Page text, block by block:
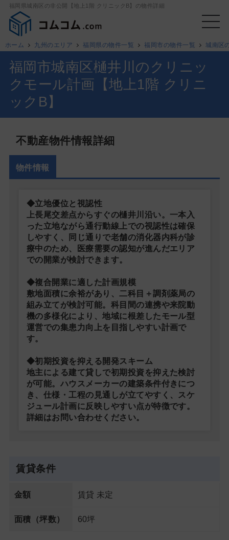
福岡県城南区の非公開【地上1階 クリニックB】の物件詳細
ホーム 九州のエリア 福岡県の物件一覧 福岡市の物件一覧 城南区
福岡市城南区樋井川のクリニッ
クモール計画【地上1階 クリニ
ックB】
不動産物件情報詳細
物件情報
◆立地優位と視認性
上長尾交差点からすぐの樋井川沿い。一本入
った立地ながら通行動線上での視認性は確保
しやすく、同じ通りで老舗の消化器内科が診
療中のため、医療需要の認知が進んだエリア
での開業が検討できます。
◆複合開業に適した計画規模
敷地面積に余裕があり、二科目＋調剤薬局の
組み立てが検討可能。科目間の連携や来院動
機の多様化により、地域に根差したモール型
運営での集患力向上を目指しやすい計画で
す。
◆初期投資を抑える開発スキーム
地主による建て貸しで初期投資を抑えた検討
が可能。ハウスメーカーの建築条件付きにつ
き、仕様・工程の見通しが立てやすく、スケ
ジュール計画に反映しやすい点が特徴です。
詳細はお問い合わせください。
賃貸条件
金額 賃貸 未定
面積（坪数） 60坪